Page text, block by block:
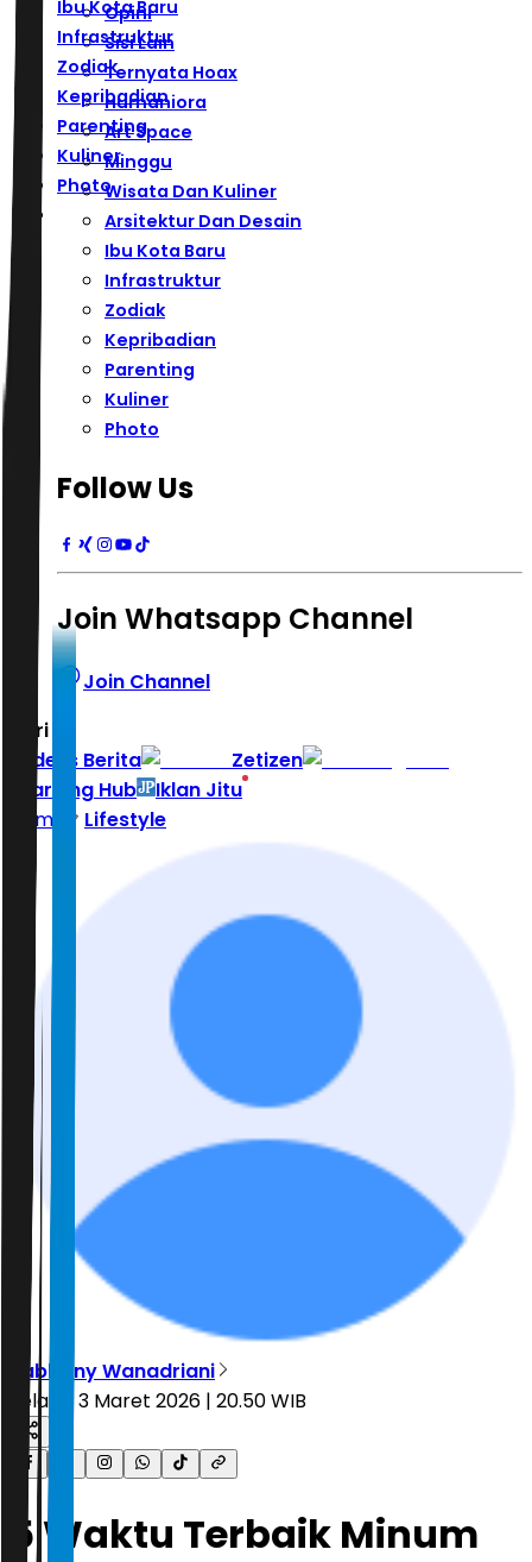
Ibu Kota Baru
Infrastruktur
Zodiak
Kepribadian
Parenting
Kuliner
Photo
Opini
Sisi Lain
Ternyata Hoax
Humaniora
Art Space
Minggu
Wisata Dan Kuliner
Arsitektur Dan Desain
Ibu Kota Baru
Infrastruktur
Zodiak
Kepribadian
Parenting
Kuliner
Photo
Follow Us
Join Whatsapp Channel
Join Channel
Hari ini
Indeks Berita
Zetizen
Learning Hub
Iklan Jitu
Home
Lifestyle
Rabbany Wanadriani
Selasa, 3 Maret 2026 | 20.50 WIB
5 Waktu Terbaik Minum